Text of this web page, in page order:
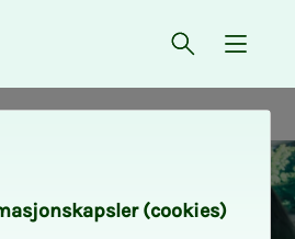
Åpne søk
{
(cookies)